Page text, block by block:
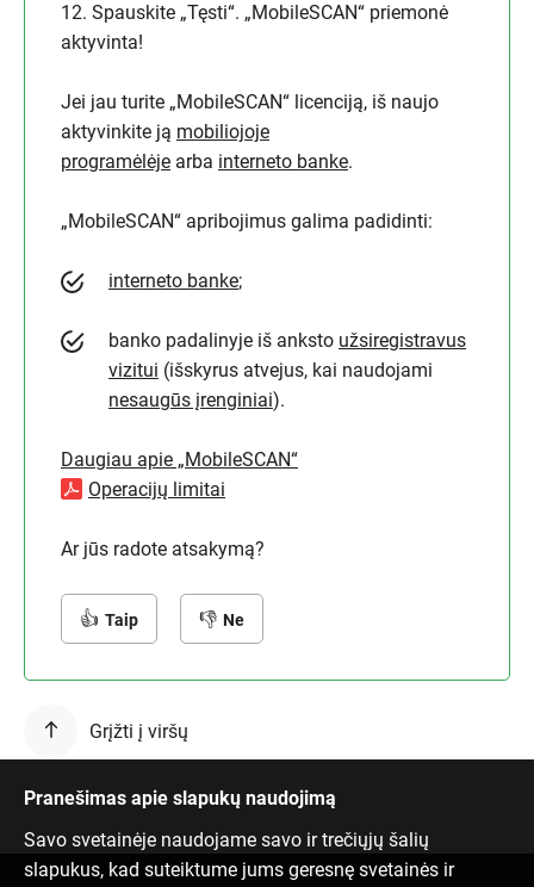
12. Spauskite „Tęsti“. „MobileSCAN“ priemonė
aktyvinta!
Jei jau turite „MobileSCAN“ licenciją, iš naujo
aktyvinkite ją mobiliojoje
programėlėje arba interneto banke.
„MobileSCAN“ apribojimus galima padidinti:
interneto banke;
banko padalinyje iš anksto užsiregistravus
vizitui (išskyrus atvejus, kai naudojami
nesaugūs įrenginiai).
Daugiau apie „MobileSCAN“
Operacijų limitai
Ar jūs radote atsakymą?
Taip Ne
Grįžti į viršų
Pranešimas apie slapukų naudojimą
Savo svetainėje naudojame savo ir trečiųjų šalių
slapukus, kad suteiktume jums geresnę svetainės ir